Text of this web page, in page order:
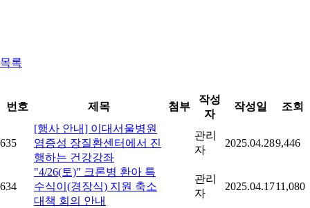
목록
번호 제목 첨부
작성
자
작성일 조회
635
[행사 안내] 이대서울병원
염증성 장질환센터에서 진
행하는 건강강좌
관리
자
2025.04.289,446
634
"4/26(토)" 크론병 환아 특
수식이(경장식) 지원 축소
대책 회의 안내
관리
자
2025.04.1711,080